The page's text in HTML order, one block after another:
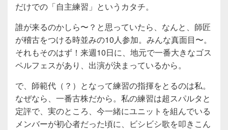
だけでの「自主練習」というカタチ。
誰が来るのかしら〜？と思っていたら、なんと、師匠
が稽古をつける時並みの10人参加。みんな真面目〜。
それもそのはず！来週10日に、地元で一番大きなゴス
ペルフェスがあり、出演が決まっているから。
で、師範代（？）となって練習の指揮をとるのは私。
なぜなら、一番古株だから。私の練習は超スパルタと
定評で、実のところ、今一緒にユニットを組んでいる
メンバーが初心者だった頃に、ビシビシ歌を叩きこん